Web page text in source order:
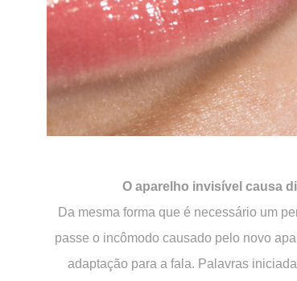
O aparelho invisível causa
Da mesma forma que é necessário um
passe o incômodo causado pelo novo
adaptação para a fala. Palavras